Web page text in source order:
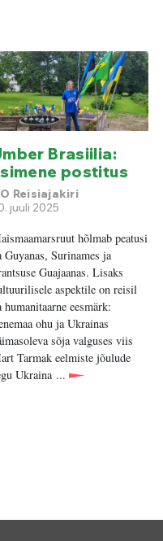
Brasiilia:
postitus
Reisiajakiri
juuli 2025
hõlmab peatusi
Guyanas, Surinames ja
Guajaanas. Lisaks
aspektile on reisil
humanitaarne eesmärk:
ohu ja Ukrainas
sõja valguses viis
Tarmak eelmiste jõulude
Ukraina ...